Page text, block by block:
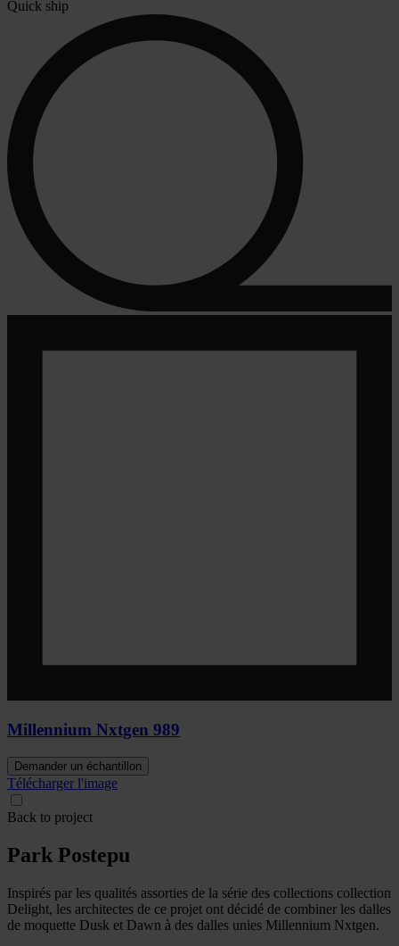
Quick ship
Millennium Nxtgen 989
Demander un échantillon
Télécharger l'image
Back to project
Park Postepu
Inspirés par les qualités assorties de la série des collections collection
Delight, les architectes de ce projet ont décidé de combiner les dalles
de moquette Dusk et Dawn à des dalles unies Millennium Nxtgen.